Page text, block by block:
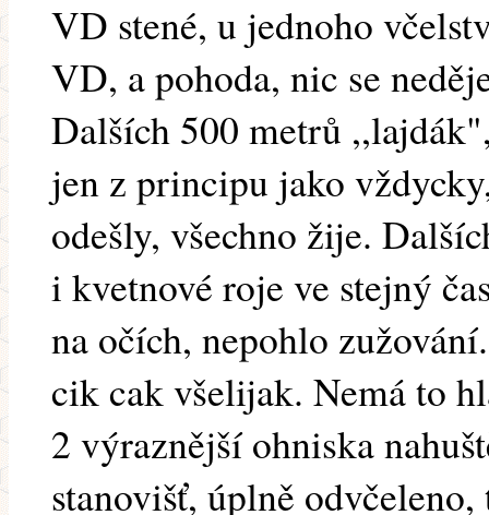
VD stené, u jednoho
VD, a pohoda, nic se
Dalších 500 metrů
jen z principu jako
odešly, všechno žije.
i kvetnové roje ve stejný
na očích, nepohlo
cik cak všelijak. Nemá to
2 výraznější ohniska
stanovišť, úplně